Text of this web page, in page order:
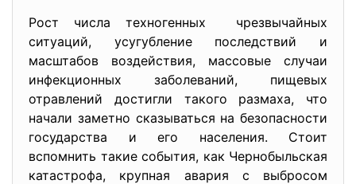
Рост числа техногенных чрезвычайных
ситуаций, усугубление последствий и
масштабов воздействия, массовые случаи
инфекционных заболеваний, пищевых
отравлений достигли такого размаха, что
начали заметно сказываться на безопасности
государства и его населения. Стоит
вспомнить такие события, как Чернобыльская
катастрофа, крупная авария с выбросом